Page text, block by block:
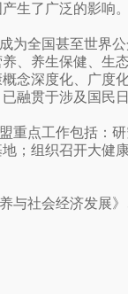
生了广泛的影响。
为全国甚至世界
、养生保健、生
念深度化、广度
融贯于涉及国民
重点工作包括：
；组织召开大健
与社会经济发展